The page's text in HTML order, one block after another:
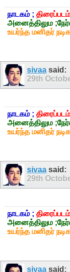
நாடகம் ; திரைப்படம்
அனைத்திலும
உயர்ந்த மனிதர்
sivaa said:
29th
நாடகம் ; திரைப்படம்
அனைத்திலும
உயர்ந்த மனிதர்
sivaa said:
29th
நாடகம் ; திரைப்படம்
அனைத்திலும
உயர்ந்த மனிதர்
sivaa said: